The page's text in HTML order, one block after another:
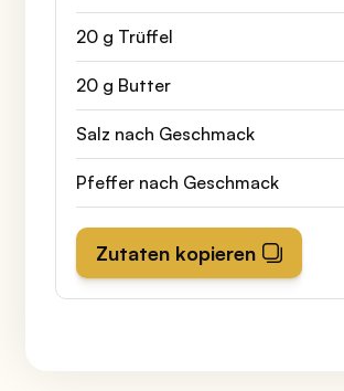
20 g Trüffel
20 g Butter
Salz nach Geschmack
Pfeffer nach Geschmack
Zutaten kopieren